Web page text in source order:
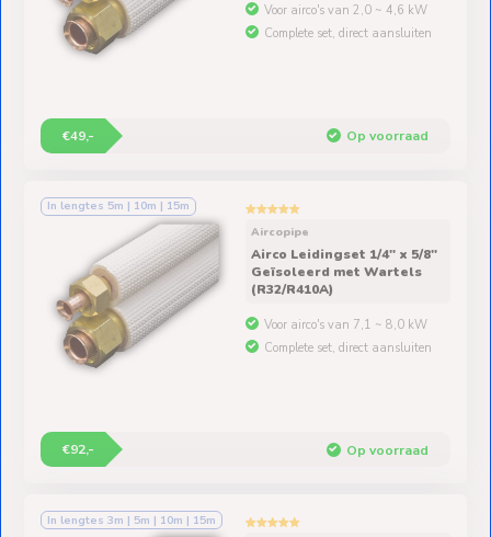
Voor airco's van 2,0 ~ 4,6 kW
Complete set, direct aansluiten
€49,- Op voorraad
In lengtes 5m | 10m | 15m
Aircopipe
Airco Leidingset 1/4" x 5/8"
Geïsoleerd met Wartels
(R32/R410A)
Voor airco's van 7,1 ~ 8,0 kW
Complete set, direct aansluiten
€92,- Op voorraad
In lengtes 3m | 5m | 10m | 15m